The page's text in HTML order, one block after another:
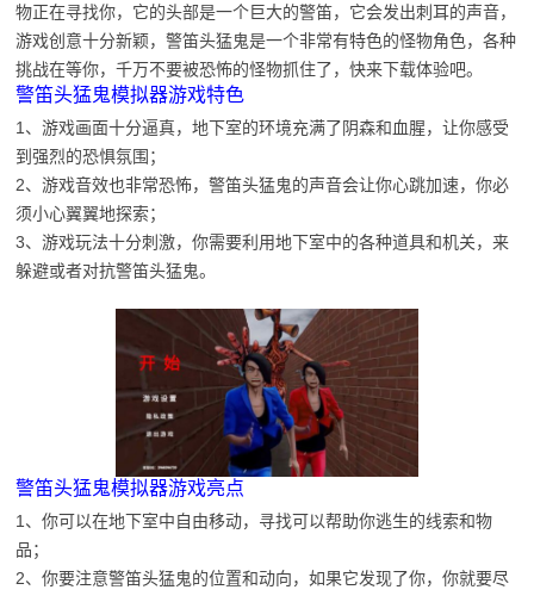
物正在寻找你，它的头部是一个巨大的警笛，它会发出刺耳的声音，
游戏创意十分新颖，警笛头猛鬼是一个非常有特色的怪物角色，各种
挑战在等你，千万不要被恐怖的怪物抓住了，快来下载体验吧。
警笛头猛鬼模拟器游戏特色
1、游戏画面十分逼真，地下室的环境充满了阴森和血腥，让你感受
到强烈的恐惧氛围；
2、游戏音效也非常恐怖，警笛头猛鬼的声音会让你心跳加速，你必
须小心翼翼地探索；
3、游戏玩法十分刺激，你需要利用地下室中的各种道具和机关，来
躲避或者对抗警笛头猛鬼。
警笛头猛鬼模拟器游戏亮点
1、你可以在地下室中自由移动，寻找可以帮助你逃生的线索和物
品；
2、你要注意警笛头猛鬼的位置和动向，如果它发现了你，你就要尽